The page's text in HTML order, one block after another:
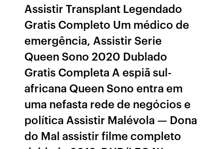
Assistir Transplant Legendado
Gratis Completo Um médico de
emergência, Assistir Serie
Queen Sono 2020 Dublado
Gratis Completa A espiã sul-
africana Queen Sono entra em
uma nefasta rede de negócios e
política Assistir Malévola — Dona
do Mal assistir filme completo